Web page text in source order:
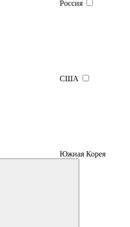
Россия
США
Южная Корея